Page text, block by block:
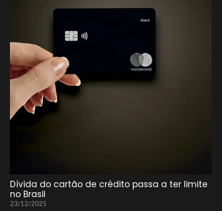
Dívida do cartão de crédito passa a ter limite
no Brasil
23/12/2025